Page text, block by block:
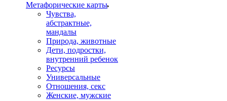
Mетафорические карты
Чувства,
абстрактные,
мандалы
Природа, животные
Дети, подростки,
внутренний ребенок
Ресурсы
Универсальные
Отношения, секс
Женские, мужские